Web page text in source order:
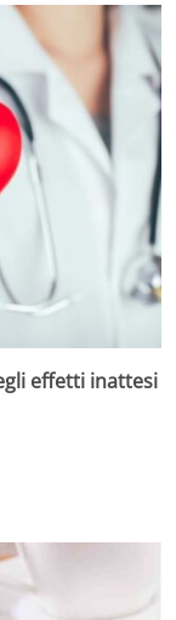
effetti inattesi